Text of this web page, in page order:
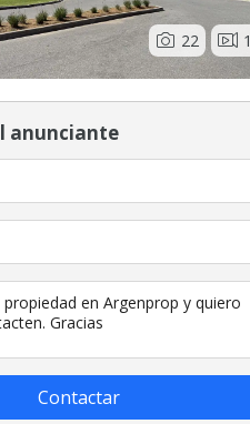
22 1
anunciante
Contactar